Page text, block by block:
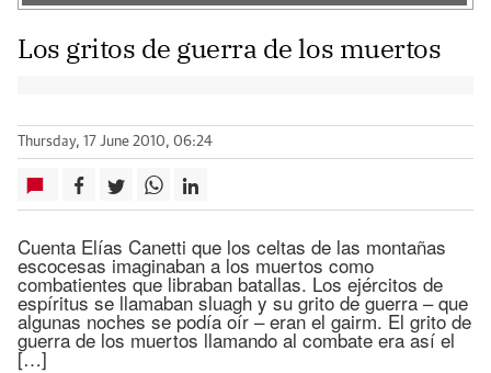
Los gritos de guerra de los muertos
Thursday, 17 June 2010, 06:24
Cuenta Elías Canetti que los celtas de las montañas
escocesas imaginaban a los muertos como
combatientes que libraban batallas. Los ejércitos de
espíritus se llamaban sluagh y su grito de guerra – que
algunas noches se podía oír – eran el gairm. El grito de
guerra de los muertos llamando al combate era así el
[…]